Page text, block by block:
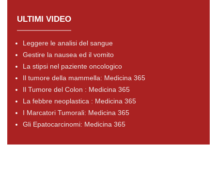
ULTIMI VIDEO
Leggere le analisi del sangue
Gestire la nausea ed il vomito
La stipsi nel paziente oncologico
Il tumore della mammella: Medicina 365
Il Tumore del Colon : Medicina 365
La febbre neoplastica : Medicina 365
I Marcatori Tumorali: Medicina 365
Gli Epatocarcinomi: Medicina 365